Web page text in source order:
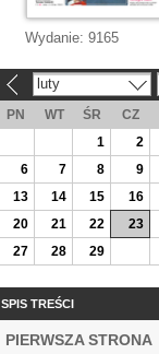
Wydanie: 9165
luty
PN WT ŚR CZ
1
2
6
7 8 9
13
14 15 16
20
21 22 23
27
28 29
SPIS TREŚCI
PIERWSZA STRONA